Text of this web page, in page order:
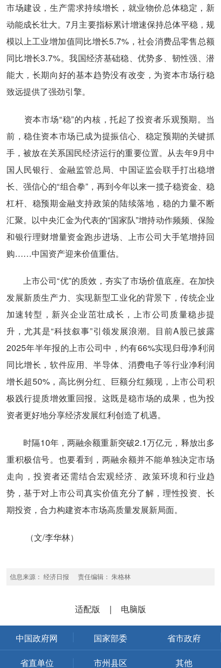
市场建设，生产需求持续增长，就业物价总体稳定，新
动能成长壮大。7月主要指标累计增速保持总体平稳，规
模以上工业增加值同比增长5.7%，社会消费品零售总额
同比增长3.7%。我国经济基础稳、优势多、韧性强、潜
能大，长期向好的基本趋势没有改变，为资本市场行稳
致远提供了强劲引擎。
资本市场“稳”的内核，托起了投资者乐观预期。当
前，稳住资本市场已成为提振信心、稳定预期的关键抓
手，被放在关系国民经济运行的重要位置。从去年9月中
国人民银行、金融监管总局、中国证监会联手打出稳增
长、强信心的“组合拳”，再到今年以来一揽子稳资金、稳
杠杆、稳预期金融支持政策的陆续落地，稳的力量不断
汇聚。以中央汇金为代表的“国家队”增持动作频频、保险
和银行理财增量资金跑步进场、上市公司大手笔增持回
购……中国资产迎来价值重估。
上市公司“优”的质效，夯实了市场价值底座。在加快
发展新质生产力、实现新型工业化的背景下，传统企业
加速转型，新兴企业茁壮成长，上市公司质量稳步提
升，尤其是“科技叙事”引领发展浪潮。目前A股已披露
2025年半年报的上市公司中，约有66%实现归母净利润
同比增长，软件应用、半导体、消费电子等行业净利润
增长超50%，高比例分红、巨额分红频现，上市公司积
极践行提质增效重回报。这既是稳市场的成果，也为投
资者更好地分享经济发展红利创造了机遇。
时隔10年，两融余额重新突破2.1万亿元，释放出多
重积极信号。也要看到，两融余额并不能单独决定市场
走向，投资者还需结合宏观经济、政策环境和行业趋
势，基于对上市公司真实价值充分了解，理性投资、长
期投资，合力构建资本市场高质量发展新局面。
（文/李华林）
信息来源： 经济日报 责任编辑： 朱格林
适配版 | 电脑版
中国政府网 国家部委 省市政府
省直单位 市州县区 其他